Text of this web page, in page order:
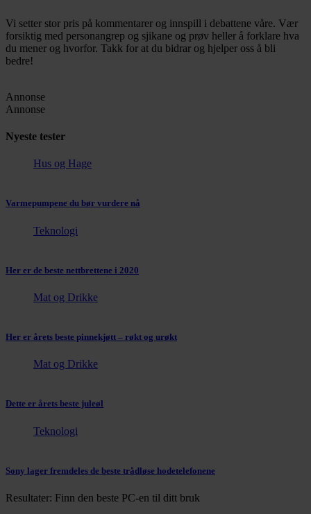
Vi setter stor pris på kommentarer og innspill i debattene våre. Vær
forsiktig med personangrep og sjikane og prøv heller å forklare hva
du mener og hvorfor. Takk for at du bidrar og hjelper oss å bli
bedre!
Annonse
Annonse
Nyeste tester
Hus og Hage
Varmepumpene du bør vurdere nå
Teknologi
Her er de beste nettbrettene i 2020
Mat og Drikke
Her er årets beste pinnekjøtt – røkt og urøkt
Mat og Drikke
Dette er årets beste juleøl
Teknologi
Sony lager fremdeles de beste trådløse hodetelefonene
Resultater: Finn den beste PC-en til ditt bruk